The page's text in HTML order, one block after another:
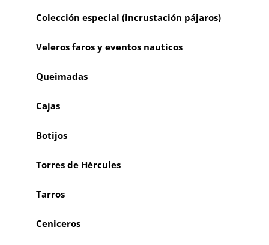
Colección especial (incrustación pájaros)
Veleros faros y eventos nauticos
Queimadas
Cajas
Botijos
Torres de Hércules
Tarros
Ceniceros